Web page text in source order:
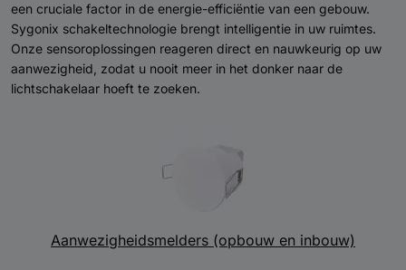
een cruciale factor in de energie-efficiëntie van een gebouw. ​​
Sygonix schakeltechnologie brengt intelligentie in uw ruimtes.
Onze sensoroplossingen reageren direct en nauwkeurig op uw
aanwezigheid, zodat u nooit meer in het donker naar de
lichtschakelaar hoeft te zoeken.
Aanwezigheidsmelders (opbouw en inbouw)